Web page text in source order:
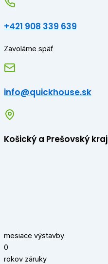
+421 908 339 639
Zavoláme späť
info@quickhouse.sk
Košický a Prešovský kraj
mesiace výstavby
0
rokov záruky